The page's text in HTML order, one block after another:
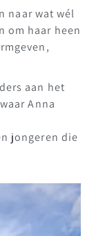
naar wat wél
om haar heen
aan het
Anna
jongeren die